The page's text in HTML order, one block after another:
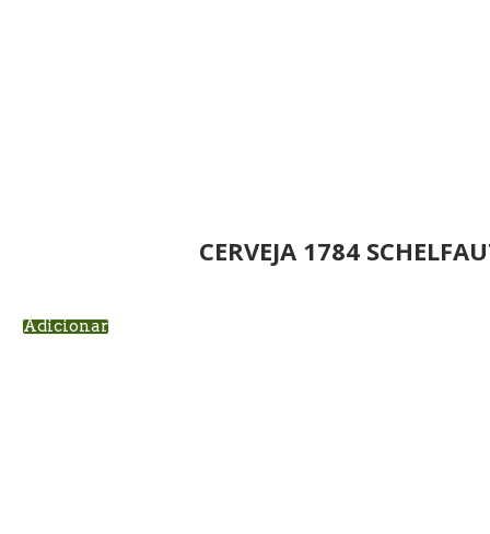
CERVEJA 1784
Adicionar